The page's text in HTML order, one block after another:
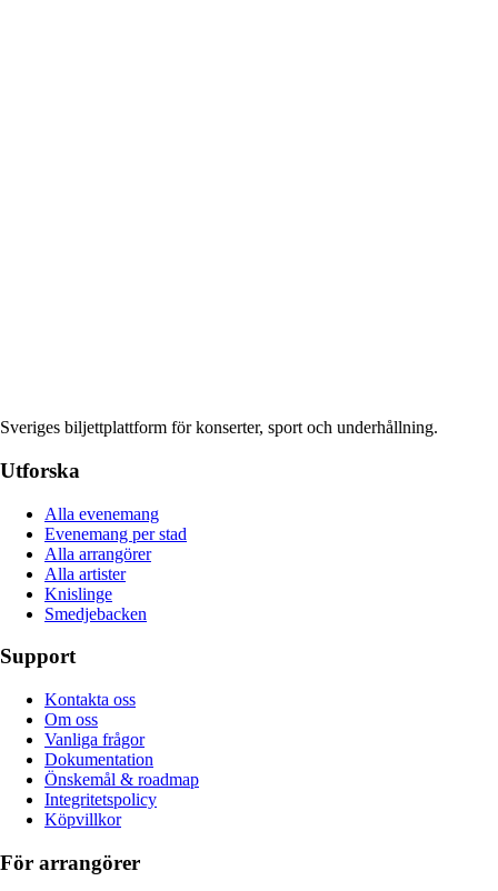
Sveriges biljettplattform för konserter, sport och underhållning.
Utforska
Alla evenemang
Evenemang per stad
Alla arrangörer
Alla artister
Knislinge
Smedjebacken
Support
Kontakta oss
Om oss
Vanliga frågor
Dokumentation
Önskemål & roadmap
Integritetspolicy
Köpvillkor
För arrangörer